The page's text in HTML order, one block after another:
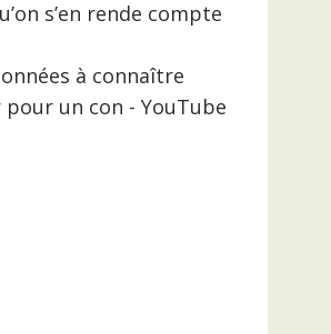
s’en rende compte
à connaître
un con - YouTube